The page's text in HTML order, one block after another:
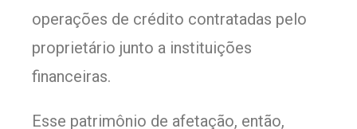
operações de crédito contratadas pelo
proprietário junto a instituições
financeiras.
Esse patrimônio de afetação, então,